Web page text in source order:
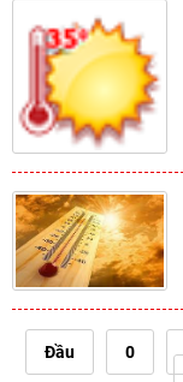
Đầu 0